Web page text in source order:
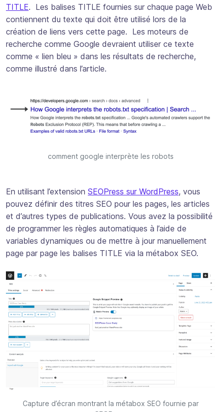
TITLE. Les balises TITLE fournies sur chaque page Web
contiennent du texte qui doit être utilisé lors de la
création de liens vers cette page. Les moteurs de
recherche comme Google devraient utiliser ce texte
comme « lien bleu » dans les résultats de recherche,
comme illustré dans l’article.
comment google interprète les robots
En utilisant l’extension SEOPress sur WordPress, vous
pouvez définir des titres SEO pour les pages, les articles
et d’autres types de publications. Vous avez la possibilité
de programmer les règles automatiques à l’aide de
variables dynamiques ou de mettre à jour manuellement
page par page les balises TITLE via la métabox SEO.
Capture d’écran montrant la métabox SEO fournie par